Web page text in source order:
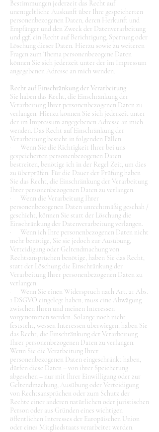
Bestimmungen jederzeit das Recht auf
unentgeltliche Auskunft über Ihre gespeicherten
personenbezogenen Daten, deren Herkunft und
Empfänger und den Zweck der Datenverarbeitung
und ggf. ein Recht auf Berichtigung, Sperrung oder
Löschung dieser Daten. Hierzu sowie zu weiteren
Fragen zum Thema personenbezogene Daten
können Sie sich jederzeit unter der im Impressum
angegebenen Adresse an mich wenden.
Recht auf Einschränkung der Verarbeitung
Sie haben das Recht, die Einschränkung der
Verarbeitung Ihrer personenbezogenen Daten zu
verlangen. Hierzu können Sie sich jederzeit unter
der im Impressum angegebenen Adresse an mich
wenden. Das Recht auf Einschränkung der
Verarbeitung besteht in folgenden Fällen:
· Wenn Sie die Richtigkeit Ihrer bei uns
gespeicherten personenbezogenen Daten
bestreiten, benötige ich in der Regel Zeit, um dies
zu überprüfen. Für die Dauer der Prüfung haben
Sie das Recht, die Einschränkung der Verarbeitung
Ihrer personenbezogenen Daten zu verlangen.
· Wenn die Verarbeitung Ihrer
personenbezogenen Daten unrechtmäßig geschah /
geschieht, können Sie statt der Löschung die
Einschränkung der Datenverarbeitung verlangen.
· Wenn ich Ihre personenbezogenen Daten nicht
mehr benötige, Sie sie jedoch zur Ausübung,
Verteidigung oder Geltendmachung von
Rechtsansprüchen benötige, haben Sie das Recht,
statt der Löschung die Einschränkung der
Verarbeitung Ihrer personenbezogenen Daten zu
verlangen.
· Wenn Sie einen Widerspruch nach Art. 21 Abs.
1 DSGVO eingelegt haben, muss eine Abwägung
zwischen Ihren und meinen Interessen
vorgenommen werden. Solange noch nicht
feststeht, wessen Interessen überwiegen, haben Sie
das Recht, die Einschränkung der Verarbeitung
Ihrer personenbezogenen Daten zu verlangen.
Wenn Sie die Verarbeitung Ihrer
personenbezogenen Daten eingeschränkt haben,
dürfen diese Daten – von ihrer Speicherung
abgesehen – nur mit Ihrer Einwilligung oder zur
Geltendmachung, Ausübung oder Verteidigung
von Rechtsansprüchen oder zum Schutz der
Rechte einer anderen natürlichen oder juristischen
Person oder aus Gründen eines wichtigen
öffentlichen Interesses der Europäischen Union
oder eines Mitgliedstaats verarbeitet werden.